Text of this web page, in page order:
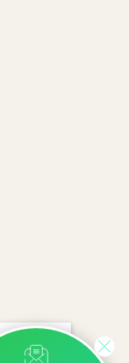
vRossii.ru